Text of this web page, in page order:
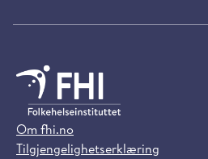
Om fhi.no
Tilgjengelighetserklæring